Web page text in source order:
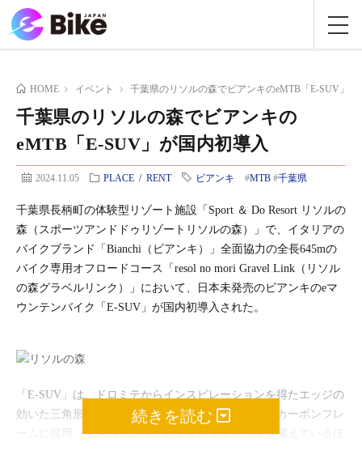
HOME イベント 千葉県のリソルの森でビアンキのeMTB「E-SUV」が
千葉県のリソルの森でビアンキの
eMTB「E-SUV」が国内初導入
2024.11.05 PLACE / RENT ビアンキ #MTB#千葉県
千葉県長柄町の体験型リゾート施設「Sport ＆ Do Resort リソルの
森（スポーツアンドドゥリゾートリソルの森）」で、イタリアの
バイクブランド「Bianchi（ビアンキ）」全面協力の全長645mの
バイク専用オフロードコース「resol no mori Gravel Link（リソル
の森グラベルリンク）」において、日本未発売のビアンキのeマ
ウンテンバイク「E-SUV」が国内初導入された。
「E-SUV」は、ドロミテからインスピレーションを得たエッジの
効いた三角形が特徴的な近未来風のデザインをフルカーボンフレ
ームに採用。サスペンションとディスクブレーキを備えているほ
続きを読む